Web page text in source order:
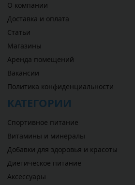
О компании
Доставка и оплата
Статьи
Магазины
Аренда помещений
Вакансии
Политика конфиденциальности
КАТЕГОРИИ
Спортивное питание
Витамины и минералы
Добавки для здоровья и красоты
Диетическое питание
Аксессуары